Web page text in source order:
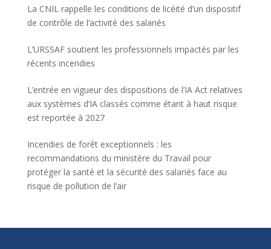
La CNIL rappelle les conditions de licéité d’un dispositif
de contrôle de l’activité des salariés
L’URSSAF soutient les professionnels impactés par les
récents incendies
L’entrée en vigueur des dispositions de l’IA Act relatives
aux systèmes d’IA classés comme étant à haut risque
est reportée à 2027
Incendies de forêt exceptionnels : les
recommandations du ministère du Travail pour
protéger la santé et la sécurité des salariés face au
risque de pollution de l’air